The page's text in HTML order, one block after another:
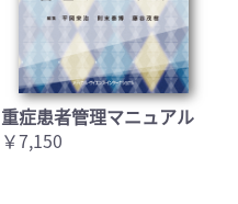
重症患者管理マニュアル
￥7,150